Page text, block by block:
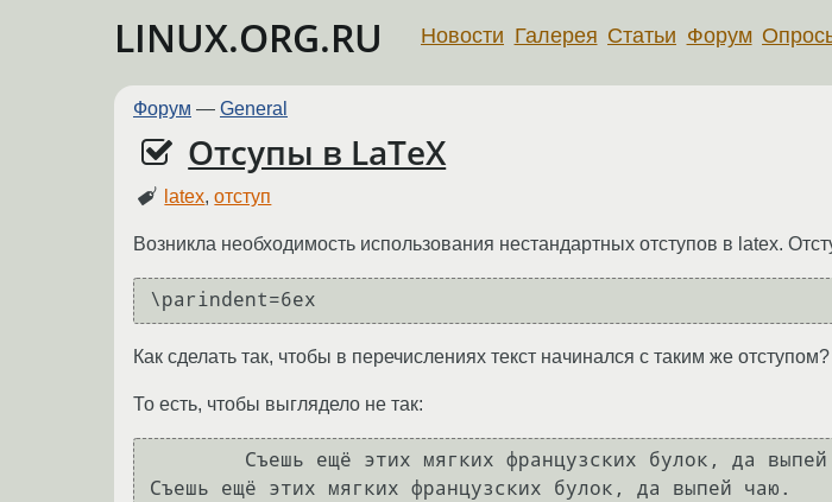
LINUX.ORG.RU Новости Галерея Статьи Форум
Форум — General
Отсупы в LaTeX
latex,отступ
Возникла необходимость использования нестандартных отступов в latex.
\parindent=6ex
Как сделать так, чтобы в перечислениях текст начинался с таким же отступом?
То есть, чтобы выглядело не так:
Съешь ещё этих мягких французских булок, да выпей чаю.